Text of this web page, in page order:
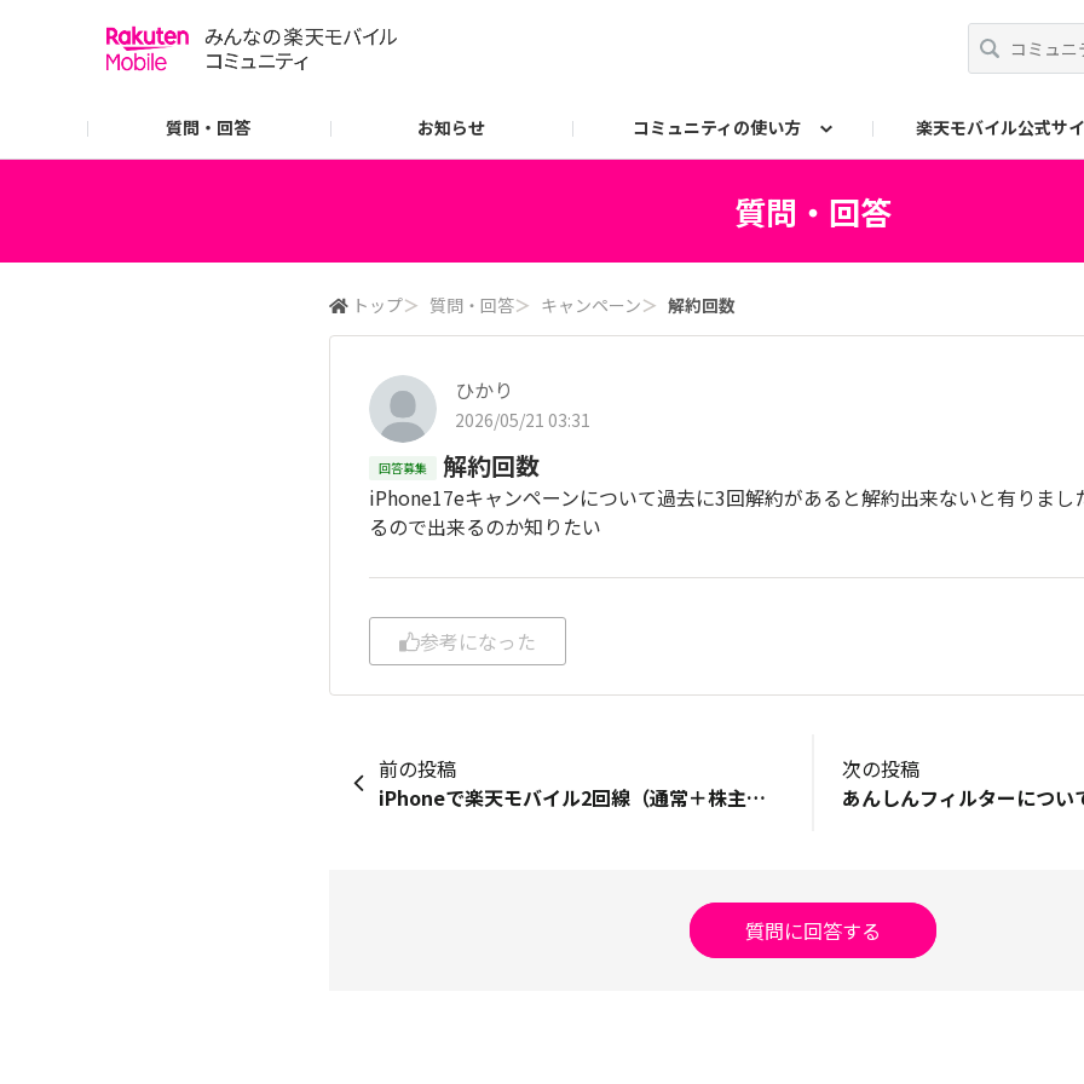
質問・回答 お知らせ コミュニティの使い方 楽天モバイル公式サ
質問・回答
トップ＞ 質問・回答＞ キャンペーン＞ 解約回数
ひかり
2026/05/21 03:31
回答募集 解約回数
iPhone17eキャンペーンについて過去に3回解約があると解約出来ないと有りまし
るので出来るのか知りたい
参考になった
前の投稿
iPhoneで楽天モバイル2回線（通常＋株主優待）のデュアルSIM利用時、スリープ中の着信で圏外・途切れる現象について
次の投稿
あんしんフィルターについ
質問に回答する